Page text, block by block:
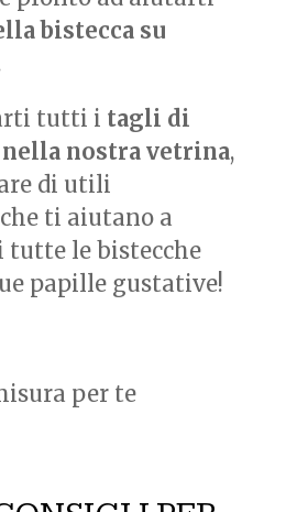
bistecca su
tutti i tagli di
nostra vetrina,
di utili
ti aiutano a
tutte le bistecche
papille gustative!